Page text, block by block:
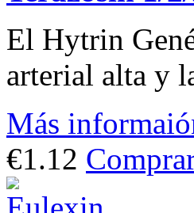
El Hytrin
arterial alta y
Más
€1.12